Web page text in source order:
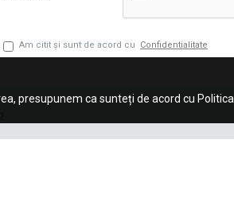
Am citit şi sunt de acord cu Confidentialitate
presupunem ca sunteți de acord cu Politica